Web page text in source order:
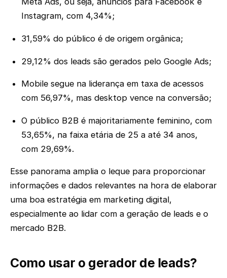
Instagram, com 4,34%;
31,59% do público é de origem orgânica;
29,12% dos leads são gerados pelo Google Ads;
Mobile segue na liderança em taxa de acessos
com 56,97%, mas desktop vence na conversão;
O público B2B é majoritariamente feminino, com
53,65%, na faixa etária de 25 a até 34 anos,
com 29,69%.
Esse panorama amplia o leque para proporcionar
informações e dados relevantes na hora de elaborar
uma boa estratégia em marketing digital,
especialmente ao lidar com a geração de leads e o
mercado B2B.
Como usar o gerador de leads?